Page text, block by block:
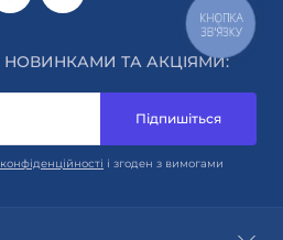
НОВИНКАМИ ТА АКЦІЯМИ:
Підпишіться
і згоден з вимогами
КНОПКА
ЗВ'ЯЗКУ